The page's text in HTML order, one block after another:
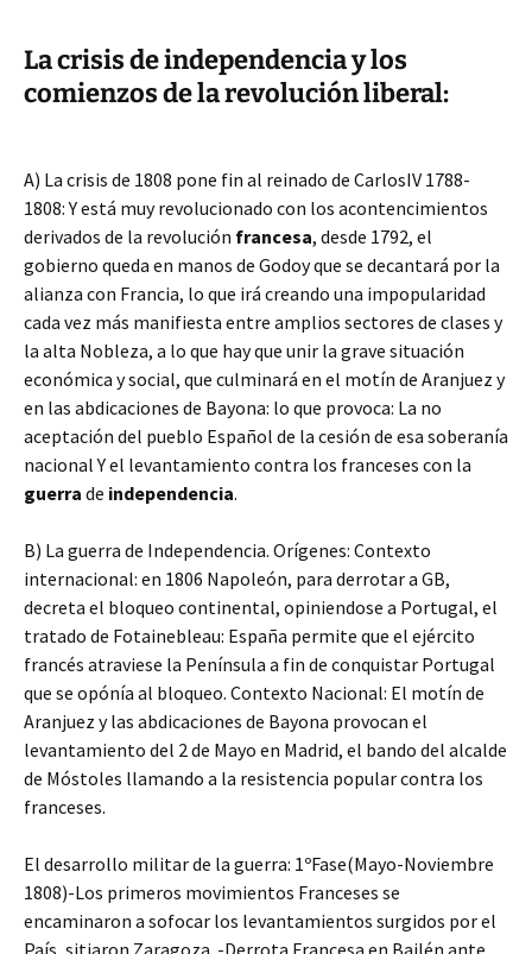
La crisis de independencia y los
comienzos de la revolución liberal:
A) La crisis de 1808 pone fin al reinado de CarlosIV 1788-
1808: Y está muy revolucionado con los acontencimientos
derivados de la revolución francesa, desde 1792, el
gobierno queda en manos de Godoy que se decantará por la
alianza con Francia, lo que irá creando una impopularidad
cada vez más manifiesta entre amplios sectores de clases y
la alta Nobleza, a lo que hay que unir la grave situación
económica y social, que culminará en el motín de Aranjuez y
en las abdicaciones de Bayona: lo que provoca: La no
aceptación del pueblo Español de la cesión de esa soberanía
nacional Y el levantamiento contra los franceses con la
guerra de independencia.
B) La guerra de Independencia. Orígenes: Contexto
internacional: en 1806 Napoleón, para derrotar a GB,
decreta el bloqueo continental, opiniendose a Portugal, el
tratado de Fotainebleau: España permite que el ejército
francés atraviese la Península a fin de conquistar Portugal
que se opónía al bloqueo. Contexto Nacional: El motín de
Aranjuez y las abdicaciones de Bayona provocan el
levantamiento del 2 de Mayo en Madrid, el bando del alcalde
de Móstoles llamando a la resistencia popular contra los
franceses.
El desarrollo militar de la guerra: 1ºFase(Mayo-Noviembre
1808)-Los primeros movimientos Franceses se
encaminaron a sofocar los levantamientos surgidos por el
País, sitiaron Zaragoza. -Derrota Francesa en Bailén ante